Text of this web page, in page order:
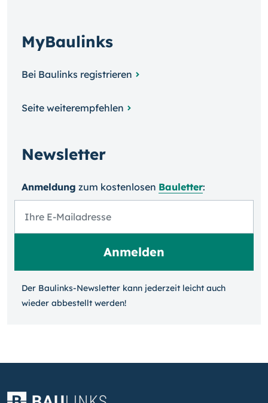
MyBaulinks
Bei Baulinks registrieren
Seite weiterempfehlen
Newsletter
Anmeldung zum kosten­losen Bauletter:
Der Baulinks-Newsletter kann jeder­zeit leicht auch
wieder ab­bestellt werden!